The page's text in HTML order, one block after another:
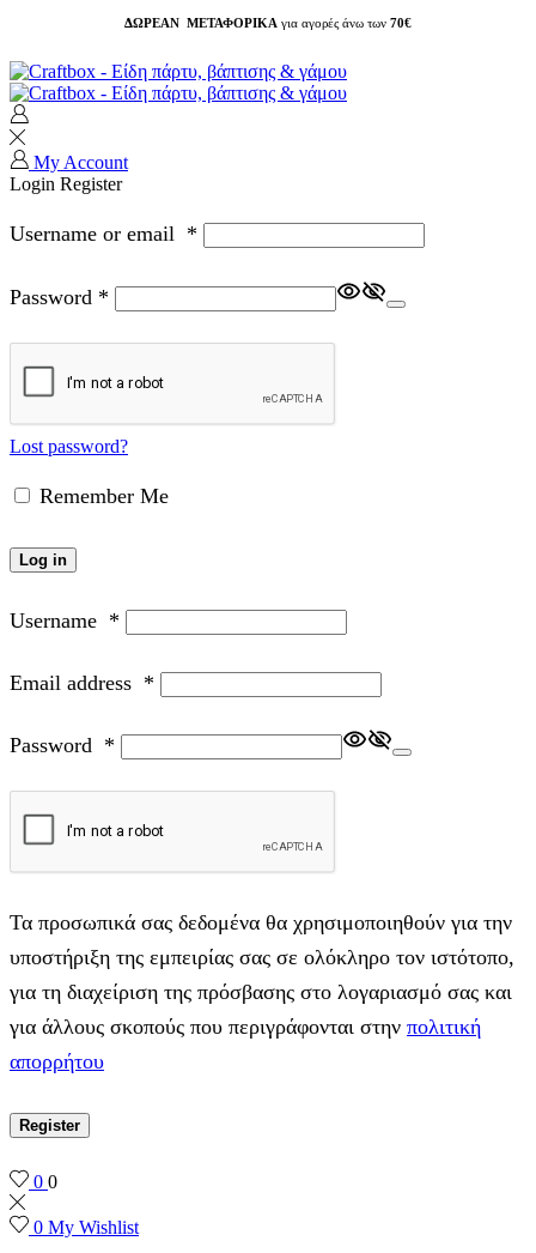
ΔΩΡΕΑΝ ΜΕΤΑΦΟΡΙΚΑ για αγορές άνω των 70€
My Account
Login Register
Username or email *
Password *
Lost password?
Remember Me
Log in
Username *
Email address *
Password *
Τα προσωπικά σας δεδομένα θα χρησιμοποιηθούν για την
υποστήριξη της εμπειρίας σας σε ολόκληρο τον ιστότοπο,
για τη διαχείριση της πρόσβασης στο λογαριασμό σας και
για άλλους σκοπούς που περιγράφονται στην πολιτική
απορρήτου
Register
0 0
0 My Wishlist